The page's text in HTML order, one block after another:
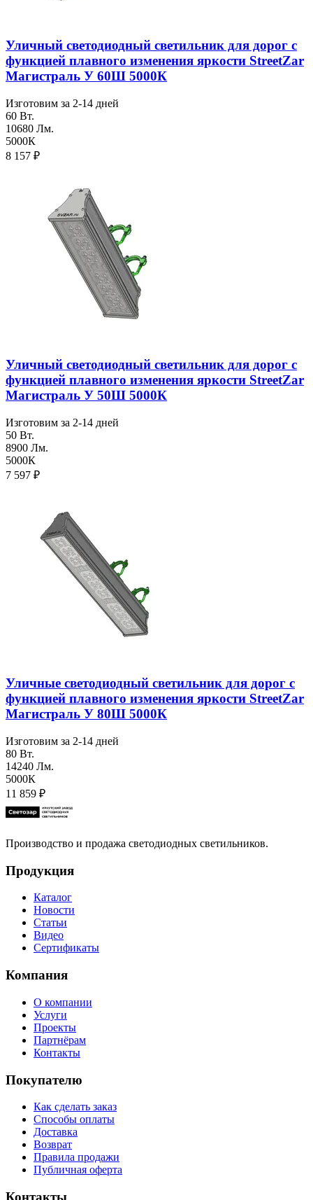
Уличный светодиодный светильник для дорог с
функцией плавного изменения яркости StreetZar
Магистраль У 60Ш 5000К
Изготовим за 2-14 дней
60 Вт.
10680 Лм.
5000К
8 157 ₽
Уличный светодиодный светильник для дорог с
функцией плавного изменения яркости StreetZar
Магистраль У 50Ш 5000К
Изготовим за 2-14 дней
50 Вт.
8900 Лм.
5000К
7 597 ₽
Уличные светодиодный светильник для дорог с
функцией плавного изменения яркости StreetZar
Магистраль У 80Ш 5000К
Изготовим за 2-14 дней
80 Вт.
14240 Лм.
5000К
11 859 ₽
Производство и продажа светодиодных светильников.
Продукция
Каталог
Новости
Статьи
Видео
Сертификаты
Компания
О компании
Услуги
Проекты
Партнёрам
Контакты
Покупателю
Как сделать заказ
Способы оплаты
Доставка
Возврат
Правила продажи
Публичная оферта
Контакты